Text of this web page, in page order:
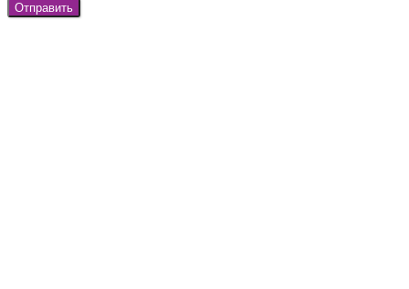
Отправить